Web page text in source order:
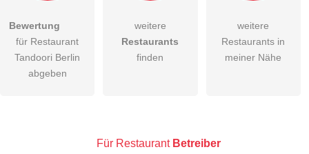
Hiermit akzeptiere ich dieAGB
DieDatenschutzerklärung habe ich zur Kenntnis genommen.
Besucher sichtbar.
Bewertung
für Restaurant
Tandoori Berlin
abgeben
weitere
Restaurants
finden
weitere
Restaurants in
meiner Nähe
Für Restaurant Betreiber